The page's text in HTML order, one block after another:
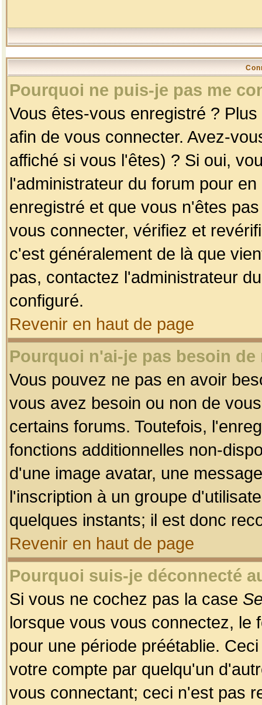
Pourquoi ne puis-je pas me
Vous êtes-vous enregistré ?
afin de vous connecter. Avez-
affiché si vous l'êtes) ? Si oui,
l'administrateur du forum pour
enregistré et que vous n'êtes
vous connecter, vérifiez et
c'est généralement de là que
pas, contactez l'administrateur
configuré.
Revenir en haut de page
Pourquoi n'ai-je pas besoin
Vous pouvez ne pas en avoir
vous avez besoin ou non de
certains forums. Toutefois,
fonctions additionnelles non-
d'une image avatar, une
l'inscription à un groupe
quelques instants; il est donc
Revenir en haut de page
Pourquoi suis-je déconnecté
Si vous ne cochez pas la case
lorsque vous vous connectez, le
pour une période préétablie.
votre compte par quelqu'un
vous connectant; ceci n'est pas